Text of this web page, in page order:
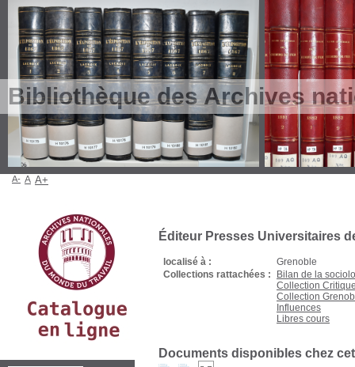
Bibliothèque des Archives
Éditeur Presses Universitaires
localisé à :
Grenoble
Collections rattachées :
Bilan de la
Collection
Collection
Influences
Libres cours
Documents disponibles chez
A- A A+